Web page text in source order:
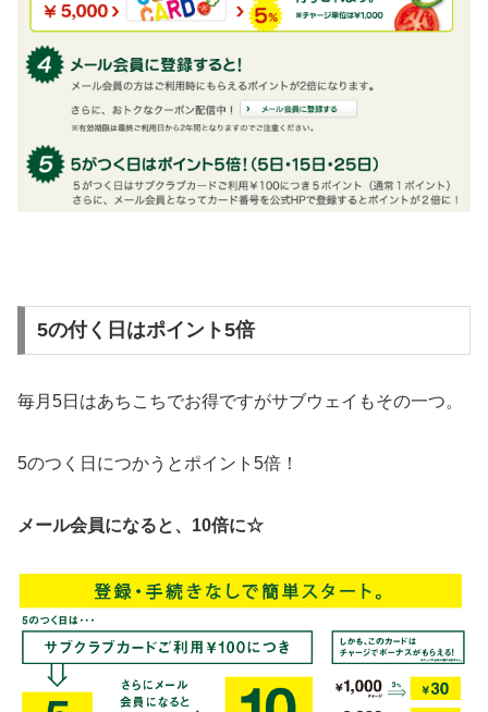
5の付く日はポイント5倍
毎月5日はあちこちでお得ですがサブウェイもその一つ。
5のつく日につかうとポイント5倍！
メール会員になると、10倍に☆